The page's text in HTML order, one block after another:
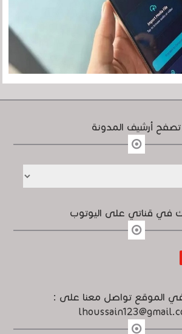
تصفح أرشيف المدونة
في قناتي على اليوتوب
في الموقع تواصل معنا على :